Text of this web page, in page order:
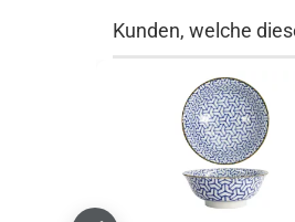
Kunden, welche